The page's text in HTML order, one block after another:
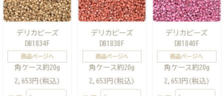
デリカビーズ
DB1834F
商品ページへ
角ケース約20g
2,653円(税込)
デリカビーズ
DB1838F
商品ページへ
角ケース約20g
2,653円(税込)
デリカビーズ
DB1840F
商品ページへ
角ケース約20g
2,653円(税込)